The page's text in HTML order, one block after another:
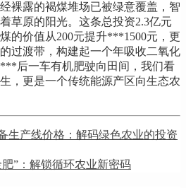
裸露的褐煤堆场已被绿意覆盖，智
草原的阳光。这条总投资2.3亿元
的价值从200元提升***1500元，更
过渡带，构建起一个年吸收二氧化
后一车有机肥驶向田间，我们看
，更是一个传统能源产区向生态农
生产线价格：解码绿色农业的投资
”：解锁循环农业新密码